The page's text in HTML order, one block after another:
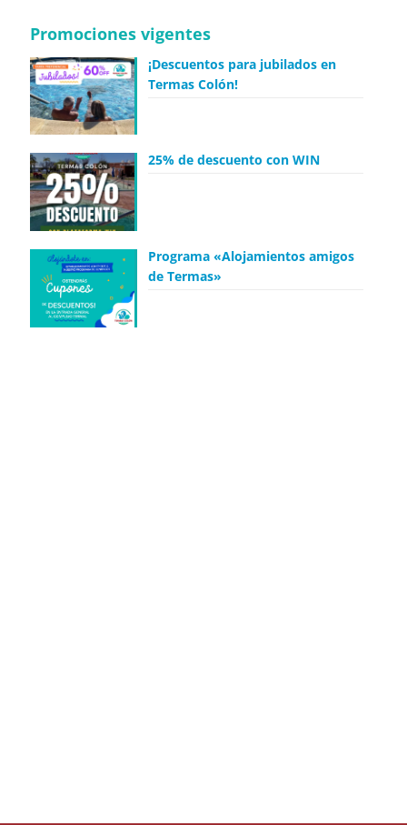
Promociones vigentes
¡Descuentos para jubilados en
Termas Colón!
25% de descuento con WIN
Programa «Alojamientos amigos
de Termas»